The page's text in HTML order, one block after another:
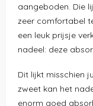
aangeboden. Die
zeer comfortabel
een leuk prijsje
nadeel: deze
Dit lijkt misschien
zweet kan het
enorm goed